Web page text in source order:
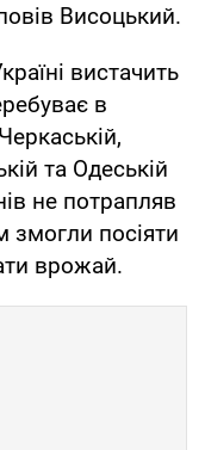
Висоцький.
вистачить
в
та Одеській
не потрапляв
змогли посіяти
врожай.